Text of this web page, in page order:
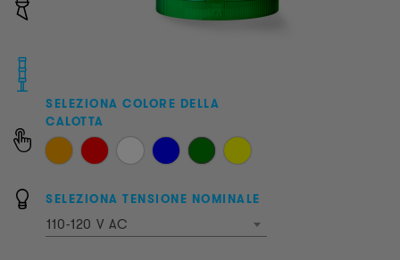
SELEZIONA COLORE DELLA
CALOTTA
SELEZIONA TENSIONE NOMINALE
110-120 V AC